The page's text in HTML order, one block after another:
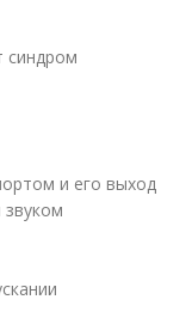
синдром
и его выход